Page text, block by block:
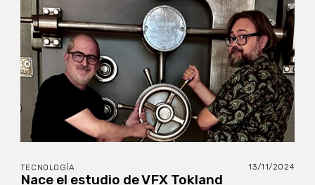
TECNOLOGÍA 13/11/2024
Nace el estudio de VFX Tokland